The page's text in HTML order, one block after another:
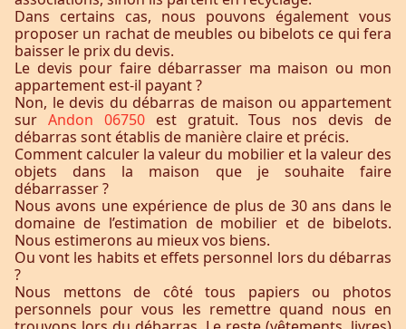
Dans certains cas, nous pouvons également vous
proposer un rachat de meubles ou bibelots ce qui fera
baisser le prix du devis.
Le devis pour faire débarrasser ma maison ou mon
appartement est-il payant ?
Non, le devis du débarras de maison ou appartement
sur Andon 06750 est gratuit. Tous nos devis de
débarras sont établis de manière claire et précis.
Comment calculer la valeur du mobilier et la valeur des
objets dans la maison que je souhaite faire
débarrasser ?
Nous avons une expérience de plus de 30 ans dans le
domaine de l’estimation de mobilier et de bibelots.
Nous estimerons au mieux vos biens.
Ou vont les habits et effets personnel lors du débarras
?
Nous mettons de côté tous papiers ou photos
personnels pour vous les remettre quand nous en